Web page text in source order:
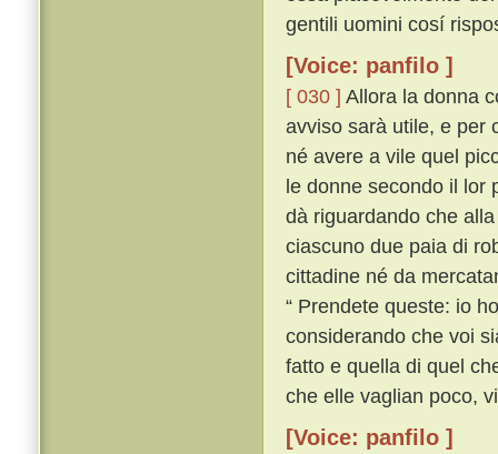
gentili uomini cosí
[Voice: panfilo ]
[ 030 ] Allora la donna
avviso sarà utile, e per
né avere a vile quel
le donne secondo il lor
dà riguardando che
ciascuno due paia di
cittadine né da
“ Prendete queste: io
considerando che voi
fatto e quella di quel
che elle vaglian poco,
[Voice: panfilo ]